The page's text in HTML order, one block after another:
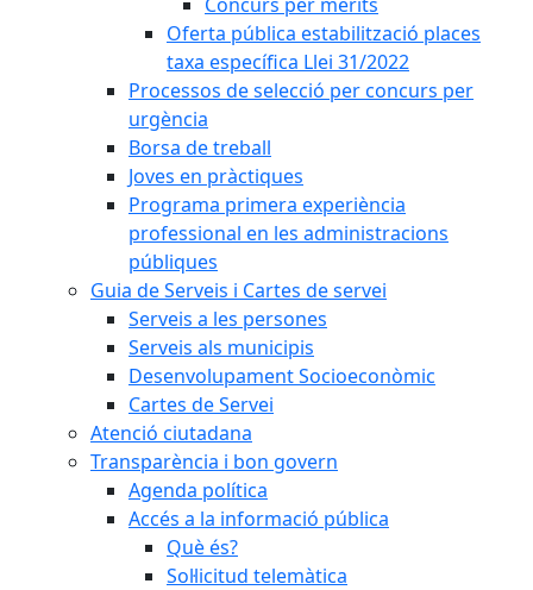
Oferta pública estabilització places
taxa específica Llei 31/2022
Processos de selecció per concurs per
urgència
Borsa de treball
Joves en pràctiques
Programa primera experiència
professional en les administracions
públiques
Guia de Serveis i Cartes de servei
Serveis a les persones
Serveis als municipis
Desenvolupament Socioeconòmic
Cartes de Servei
Atenció ciutadana
Transparència i bon govern
Agenda política
Accés a la informació pública
Què és?
Sol·licitud telemàtica